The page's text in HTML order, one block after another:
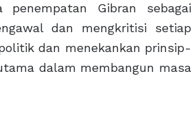
Gibran sebagai
dan mengkritisi setiap
dan menekankan prinsip-
dalam membangun masa